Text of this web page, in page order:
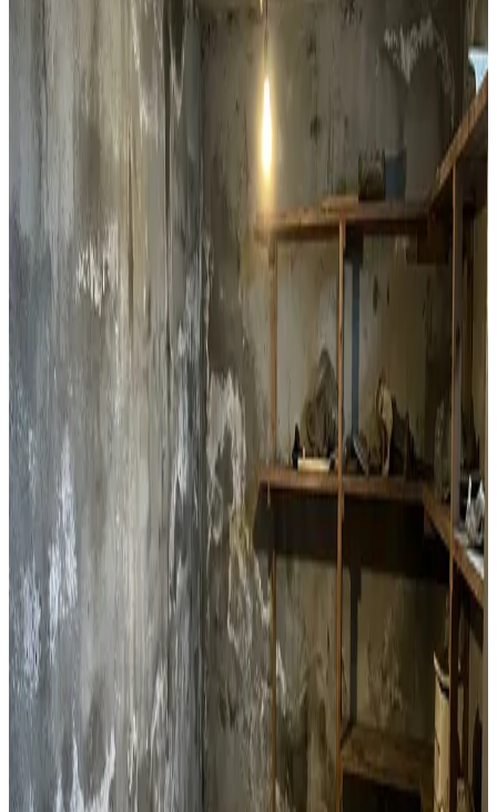
Lejlighedsventilation
Decentral ventilation til lejligheder og etageejendomme i
Løgstør. Perfekt til boligforeninger og enkeltlejligheder
med fugtproblemer.
Læs mere